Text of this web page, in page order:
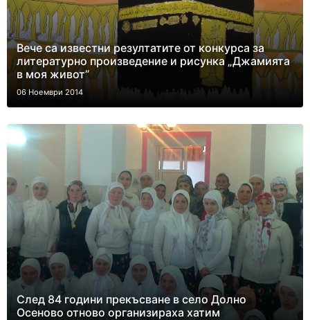
Вече са известни резултатите от конкурса за
литературно произведение и рисунка „Джамията
в моя живот”
06 Ноември 2014
След 84 години прекъсване в село Долно
Осеново отново организираха хатим